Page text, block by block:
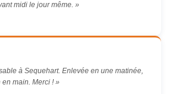
midi le jour même. »
à Sequehart. Enlevée en une matinée,
main. Merci ! »